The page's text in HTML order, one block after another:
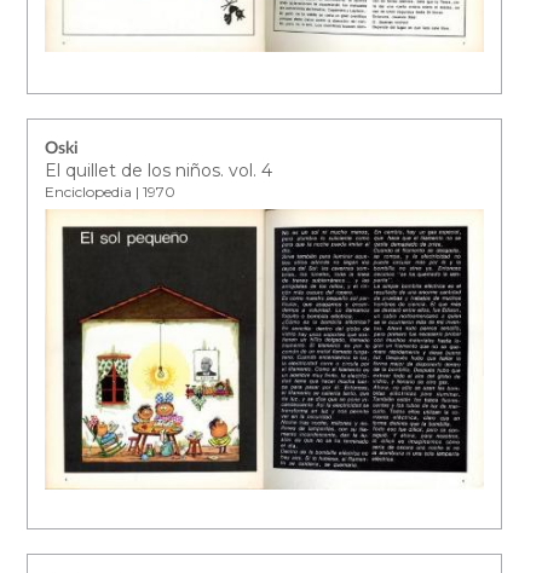
Oski
El quillet de los niños. vol. 4
Enciclopedia | 1970